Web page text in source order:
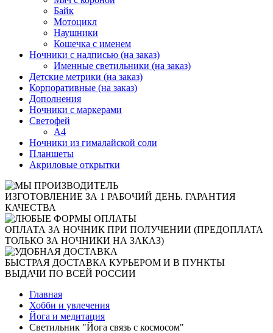
Байк
Мотоцикл
Наушники
Кошечка с именем
Ночники с надписью (на заказ)
Именные светильники (на заказ)
Детские метрики (на заказ)
Корпоративные (на заказ)
Дополнения
Ночники с маркерами
Светофей
А4
Ночники из гималайской соли
Планшеты
Акриловые открытки
ИЗГОТОВЛЕНИЕ ЗА 1 РАБОЧИЙ ДЕНЬ. ГАРАНТИЯ
КАЧЕСТВА
ОПЛАТА ЗА НОЧНИК ПРИ ПОЛУЧЕНИИ (ПРЕДОПЛАТА
ТОЛЬКО ЗА НОЧНИКИ НА ЗАКАЗ)
БЫСТРАЯ ДОСТАВКА КУРЬЕРОМ И В ПУНКТЫ
ВЫДАЧИ ПО ВСЕЙ РОССИИ
Главная
Хобби и увлечения
Йога и медитация
Светильник "Йога связь с космосом"